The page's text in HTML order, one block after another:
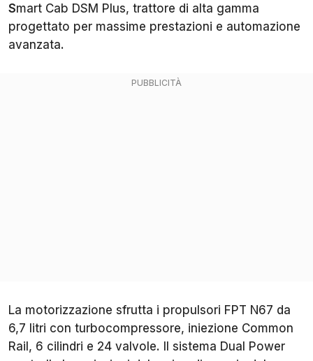
Smart Cab DSM Plus, trattore di alta gamma
progettato per massime prestazioni e automazione
avanzata.
La motorizzazione sfrutta i propulsori FPT N67 da
6,7 litri con turbocompressore, iniezione Common
Rail, 6 cilindri e 24 valvole. Il sistema Dual Power